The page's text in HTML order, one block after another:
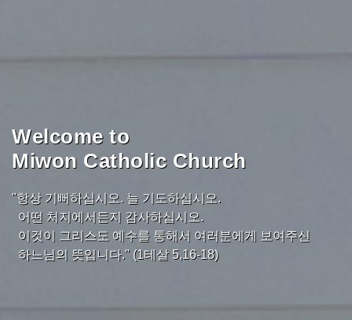
Welcome to
Miwon Catholic Church
"항상 기뻐하십시오. 늘 기도하십시오.
어떤 처지에서든지 감사하십시오.
이것이 그리스도 예수를 통해서 여러분에게 보여주신
하느님의 뜻입니다." (1테살 5,16-18)